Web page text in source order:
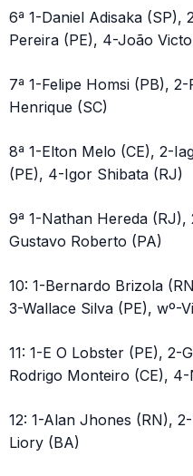
6ª 1-Daniel Adisaka
Pereira (PE), 4-João
7ª 1-Felipe Homsi (PB),
Henrique (SC)
8ª 1-Elton Melo (CE), 2-
(PE), 4-Igor Shibata (RJ)
9ª 1-Nathan Hereda
Gustavo Roberto (PA)
10: 1-Bernardo Brizola
3-Wallace Silva (PE), wº-
11: 1-E O Lobster (PE), 2-
Rodrigo Monteiro (CE),
12: 1-Alan Jhones (RN),
Liory (BA)